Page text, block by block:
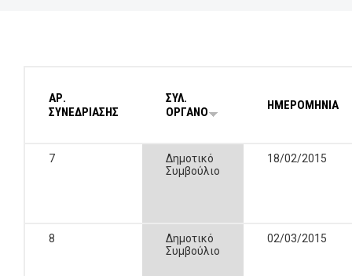
ΑΡ.
ΣΥΝΕΔΡΙΑΣΗΣ
ΣΥΛ.
ΟΡΓΑΝΟ
ΗΜΕΡΟΜΗΝΙΑ
7
Δημοτικό
Συμβούλιο
18/02/2015
8
Δημοτικό
Συμβούλιο
02/03/2015